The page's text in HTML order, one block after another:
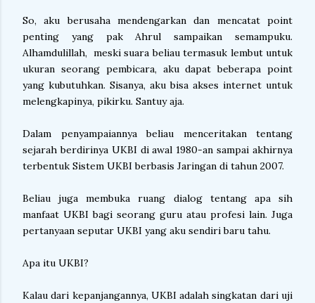
So, aku berusaha mendengarkan dan mencatat point
penting yang pak Ahrul sampaikan semampuku.
Alhamdulillah, meski suara beliau termasuk lembut untuk
ukuran seorang pembicara, aku dapat beberapa point
yang kubutuhkan. Sisanya, aku bisa akses internet untuk
melengkapinya, pikirku. Santuy aja.
Dalam penyampaiannya beliau menceritakan tentang
sejarah berdirinya UKBI di awal 1980-an sampai akhirnya
terbentuk Sistem UKBI berbasis Jaringan di tahun 2007.
Beliau juga membuka ruang dialog tentang apa sih
manfaat UKBI bagi seorang guru atau profesi lain. Juga
pertanyaan seputar UKBI yang aku sendiri baru tahu.
Apa itu UKBI?
Kalau dari kepanjangannya, UKBI adalah singkatan dari uji